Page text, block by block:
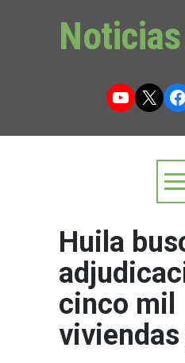
YouTube
X
Huila
cinco mil